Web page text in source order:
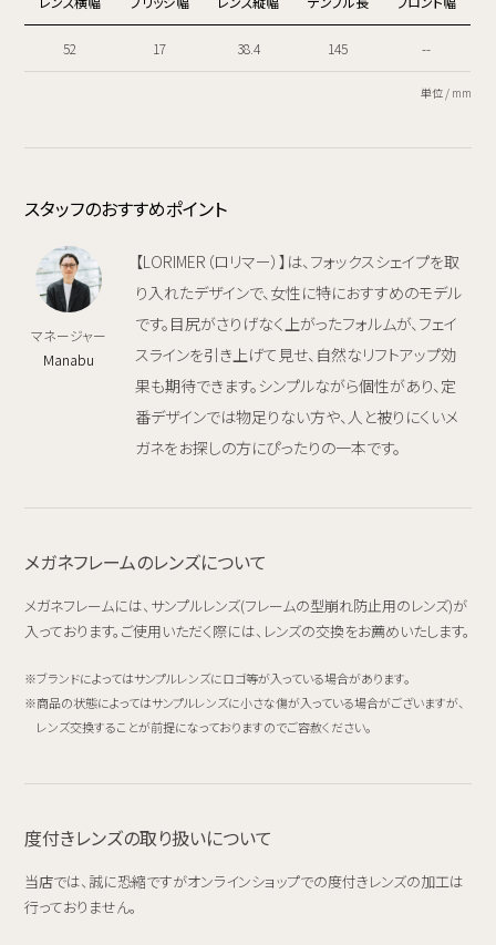
52 17 38.4 145 --
単位 / mm
スタッフのおすすめポイント
マネージャー
Manabu
【LORIMER（ロリマー）】は、フォックスシェイプを取
り入れたデザインで、女性に特におすすめのモデル
です。目尻がさりげなく上がったフォルムが、フェイ
スラインを引き上げて見せ、自然なリフトアップ効
果も期待できます。シンプルながら個性があり、定
番デザインでは物足りない方や、人と被りにくいメ
ガネをお探しの方にぴったりの一本です。
メガネフレームのレンズについて
メガネフレームには、サンプルレンズ(フレームの型崩れ防止用のレンズ)が
入っております。ご使用いただく際には、レンズの交換をお薦めいたします。
ブランドによってはサンプルレンズにロゴ等が入っている場合があります。
商品の状態によってはサンプルレンズに小さな傷が入っている場合がございますが、
レンズ交換することが前提になっておりますのでご容赦ください。
度付きレンズの取り扱いについて
当店では、誠に恐縮ですがオンラインショップでの度付きレンズの加工は
行っておりません。